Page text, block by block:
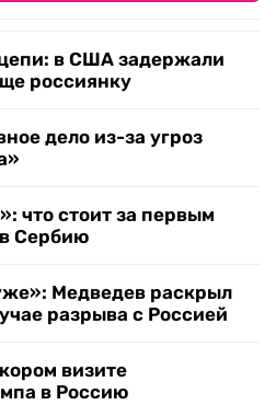
в США задержали
россиянку
дело из-за угроз
что стоит за первым
Сербию
Медведев раскрыл
разрыва с Россией
визите
в Россию